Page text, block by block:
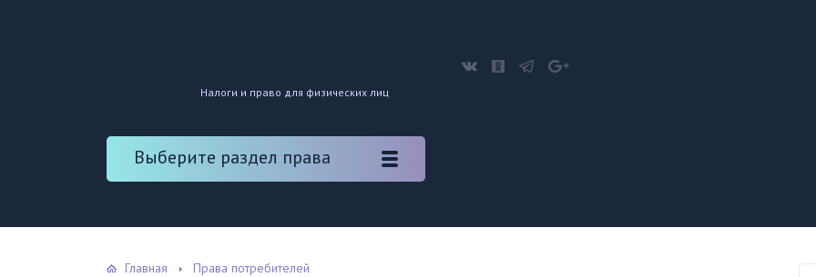
Налоги и право для физических лиц
Выберите раздел права
Главная Права потребителей